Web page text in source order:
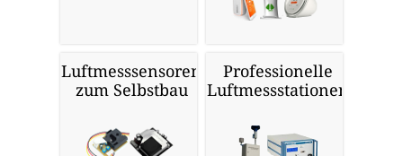
Luftmesssensoren
zum Selbstbau
Professionelle
Luftmessstationen